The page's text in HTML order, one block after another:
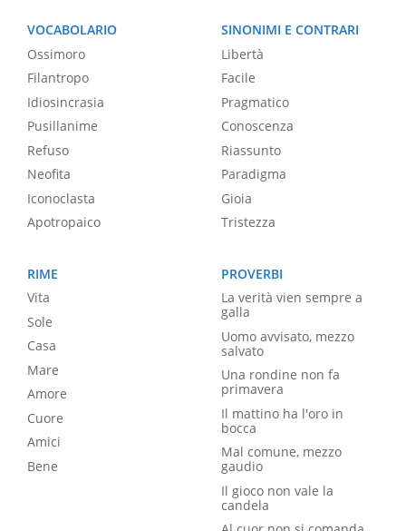
VOCABOLARIO
Ossimoro
Filantropo
Idiosincrasia
Pusillanime
Refuso
Neofita
Iconoclasta
Apotropaico
SINONIMI E CONTRARI
Libertà
Facile
Pragmatico
Conoscenza
Riassunto
Paradigma
Gioia
Tristezza
RIME
Vita
Sole
Casa
Mare
Amore
Cuore
Amici
Bene
PROVERBI
La verità vien sempre a
galla
Uomo avvisato, mezzo
salvato
Una rondine non fa
primavera
Il mattino ha l'oro in
bocca
Mal comune, mezzo
gaudio
Il gioco non vale la
candela